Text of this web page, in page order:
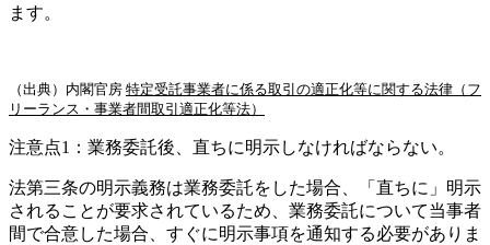
ます。
（出典）内閣官房 特定受託事業者に係る取引の適正化等に関する法律（フ
リーランス・事業者間取引適正化等法）
注意点1： 業務委託後、直ちに明示しなければならない。
法第三条の明示義務は業務委託をした場合、「直ちに」明示
されることが要求されているため、業務委託について当事者
間で合意した場合、すぐに明示事項を通知する必要がありま